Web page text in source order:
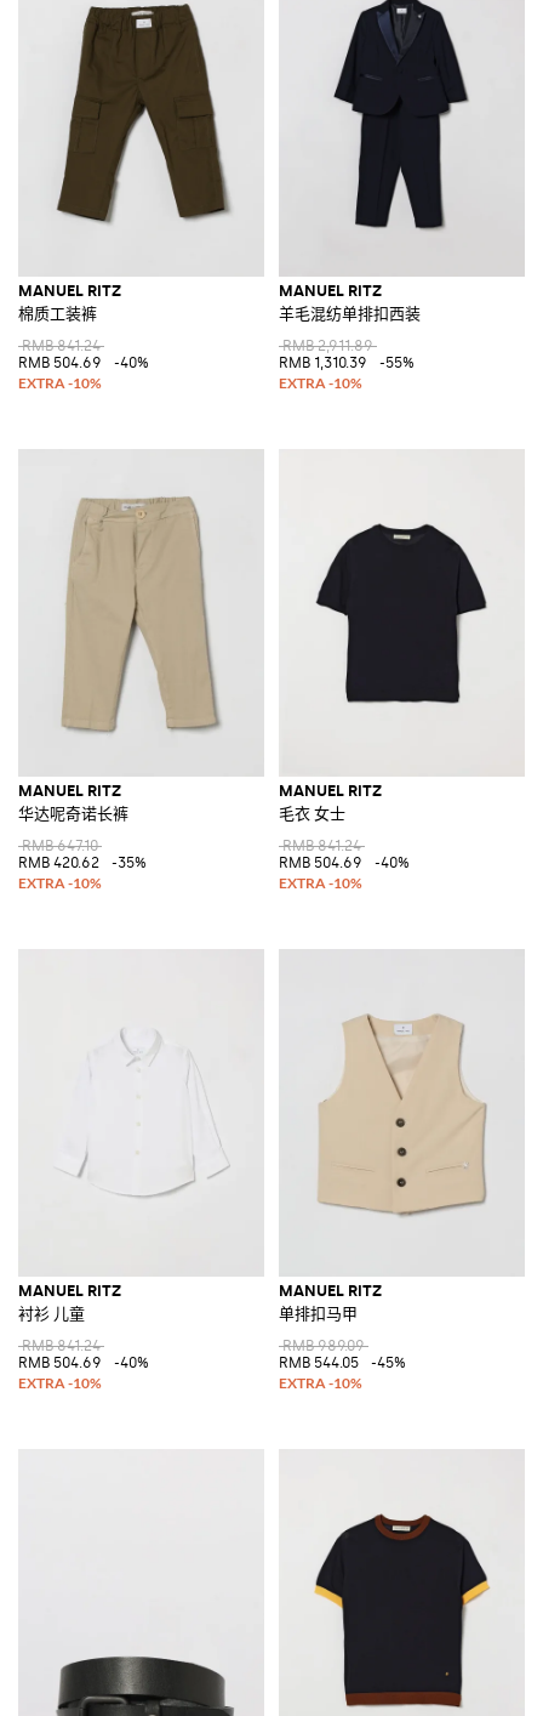
MANUEL RITZ
棉质工装裤
RMB 841.24
RMB 504.69
-40%
MANUEL RITZ
羊毛混纺单排扣西装
RMB 2,911.89
RMB 1,310.39
-55%
MANUEL RITZ
华达呢奇诺长裤
RMB 647.10
RMB 420.62
-35%
MANUEL RITZ
毛衣 女士
RMB 841.24
RMB 504.69
-40%
MANUEL RITZ
衬衫 儿童
RMB 841.24
RMB 504.69
-40%
MANUEL RITZ
单排扣马甲
RMB 989.09
RMB 544.05
-45%